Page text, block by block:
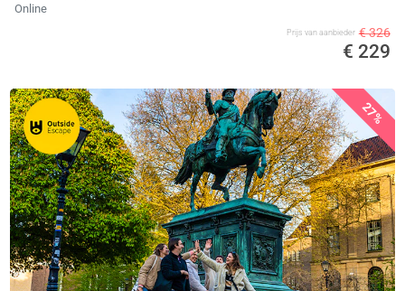
Online
Prijs van aanbieder € 326
€ 229
27%